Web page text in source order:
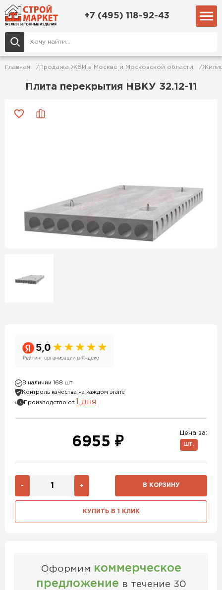
+7 (495) 118-92-43
Главная Продажа ЖБИ в Москве и Московской области
Плита перекрытия НВКУ 32.12-11
В наличии 168 шт
Контроль качества на каждом этапе
Производство от 1 дня
Цена за:
ШТ.
6955 ₽
- + В КОРЗИНУ
КУПИТЬ В 1 КЛИК
Оформим коммерческое
предложение в течение 30